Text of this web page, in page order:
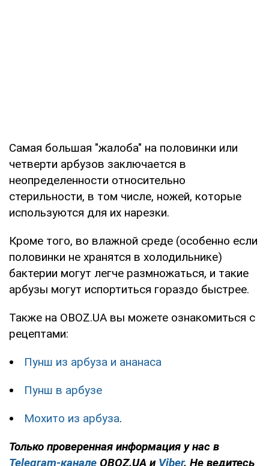
Самая большая "жалоба" на половинки или
четверти арбузов заключается в
неопределенности относительно
стерильности, в том числе, ножей, которые
используются для их нарезки.
Кроме того, во влажной среде (особенно если
половинки не хранятся в холодильнике)
бактерии могут легче размножаться, и такие
арбузы могут испортиться гораздо быстрее.
Также на OBOZ.UA вы можете ознакомиться с
рецептами:
Пунш из арбуза и ананаса
Пунш в арбузе
Мохито из арбуза.
Только проверенная информация у нас в
Telegram-канале OBOZ.UA и Viber. Не ведитесь